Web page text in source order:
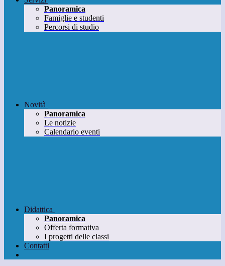
Panoramica
Famiglie e studenti
Percorsi di studio
Novità
Panoramica
Le notizie
Calendario eventi
Didattica
Panoramica
Offerta formativa
I progetti delle classi
Contatti